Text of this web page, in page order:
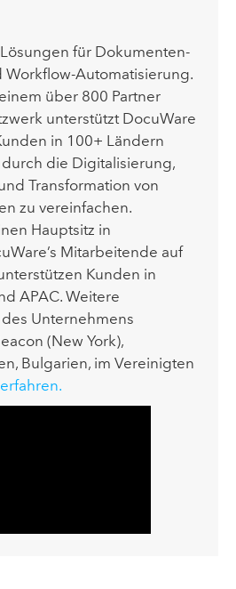
für Dokumenten-
Workflow-Automatisierung.
über 800 Partner
unterstützt DocuWare
in 100+ Ländern
die Digitalisierung,
Transformation von
zu vereinfachen.
Hauptsitz in
Mitarbeitende auf
Kunden in
APAC. Weitere
Unternehmens
(New York),
Bulgarien, im Vereinigten